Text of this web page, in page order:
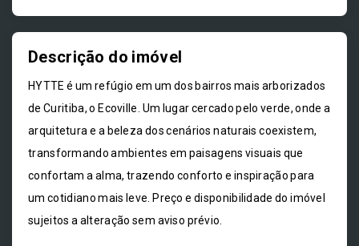
Descrição do imóvel
HYTTE é um refúgio em um dos bairros mais arborizados
de Curitiba, o Ecoville. Um lugar cercado pelo verde, onde a
arquitetura e a beleza dos cenários naturais coexistem,
transformando ambientes em paisagens visuais que
confortam a alma, trazendo conforto e inspiração para
um cotidiano mais leve. Preço e disponibilidade do imóvel
sujeitos a alteração sem aviso prévio.